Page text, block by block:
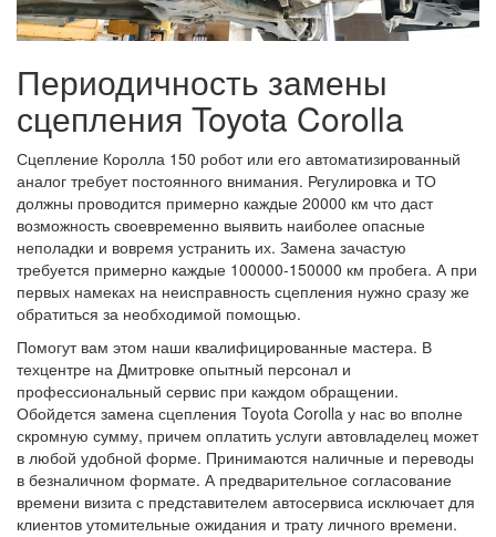
Периодичность замены
сцепления Toyota Corolla
Сцепление Королла 150 робот или его автоматизированный
аналог требует постоянного внимания. Регулировка и ТО
должны проводится примерно каждые 20000 км что даст
возможность своевременно выявить наиболее опасные
неполадки и вовремя устранить их. Замена зачастую
требуется примерно каждые 100000-150000 км пробега. А при
первых намеках на неисправность сцепления нужно сразу же
обратиться за необходимой помощью.
Помогут вам этом наши квалифицированные мастера. В
техцентре на Дмитровке опытный персонал и
профессиональный сервис при каждом обращении.
Обойдется замена сцепления Toyota Corolla у нас во вполне
скромную сумму, причем оплатить услуги автовладелец может
в любой удобной форме. Принимаются наличные и переводы
в безналичном формате. А предварительное согласование
времени визита с представителем автосервиса исключает для
клиентов утомительные ожидания и трату личного времени.